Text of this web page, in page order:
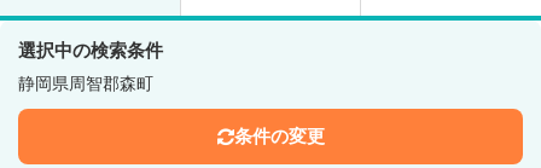
選択中の検索条件
静岡県周智郡森町
条件の変更